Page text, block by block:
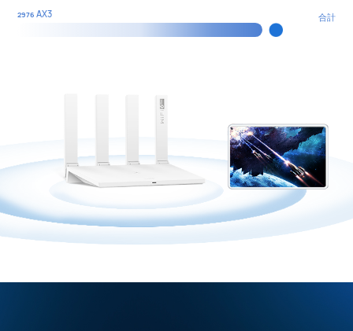
2976 AX3 合計